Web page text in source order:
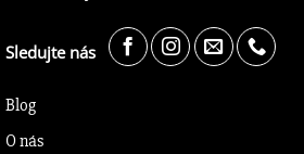
Sledujte nás
Blog
O nás